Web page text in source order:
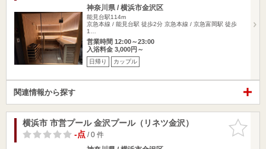
神奈川県 / 横浜市金沢区
能見台駅114m
京急本線 / 能見台駅 徒歩2分 京急本線 / 京急富岡駅 徒歩
1…
営業時間 12:00～23:00
入浴料金 3,000円～
日帰り カップル
関連情報から探す
お気に入
りに追加
横浜市 市営プール 金沢プール（リネツ金沢）
-点/ 0 件